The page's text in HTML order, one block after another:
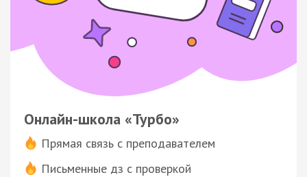
Онлайн-школа «Турбо»
Прямая связь с преподавателем
Письменные дз с проверкой